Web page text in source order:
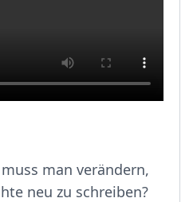
man verändern,
neu zu schreiben?